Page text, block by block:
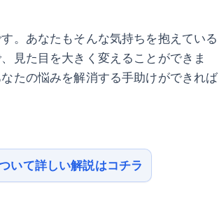
。あなたもそんな気持ちを抱えている
見た目を大きく変えることができま
たの悩みを解消する手助けができれば
いて詳しい解説はコチラ